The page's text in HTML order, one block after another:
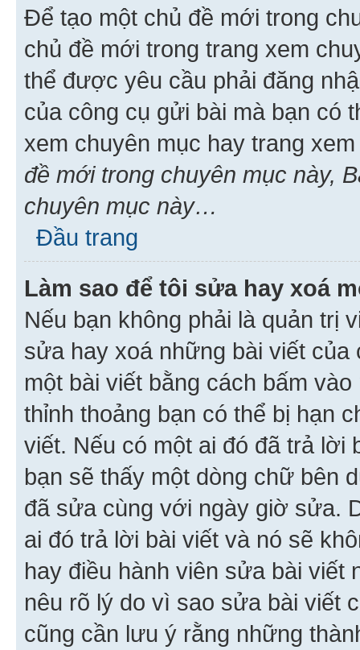
Để tạo một chủ đề mới trong
chủ đề mới trong trang xem
thể được yêu cầu phải đăng
của công cụ gửi bài mà bạn có
xem chuyên mục hay trang
đề mới trong chuyên mục này,
chuyên mục này…
Đầu trang
Làm sao để tôi sửa hay xoá
Nếu bạn không phải là quản trị
sửa hay xoá những bài viết
một bài viết bằng cách bấm
thỉnh thoảng bạn có thể bị hạn
viết. Nếu có một ai đó đã trả lời
bạn sẽ thấy một dòng chữ bên
đã sửa cùng với ngày giờ sửa.
ai đó trả lời bài viết và nó sẽ
hay điều hành viên sửa bài viết
nêu rõ lý do vì sao sửa bài viết
cũng cần lưu ý rằng những